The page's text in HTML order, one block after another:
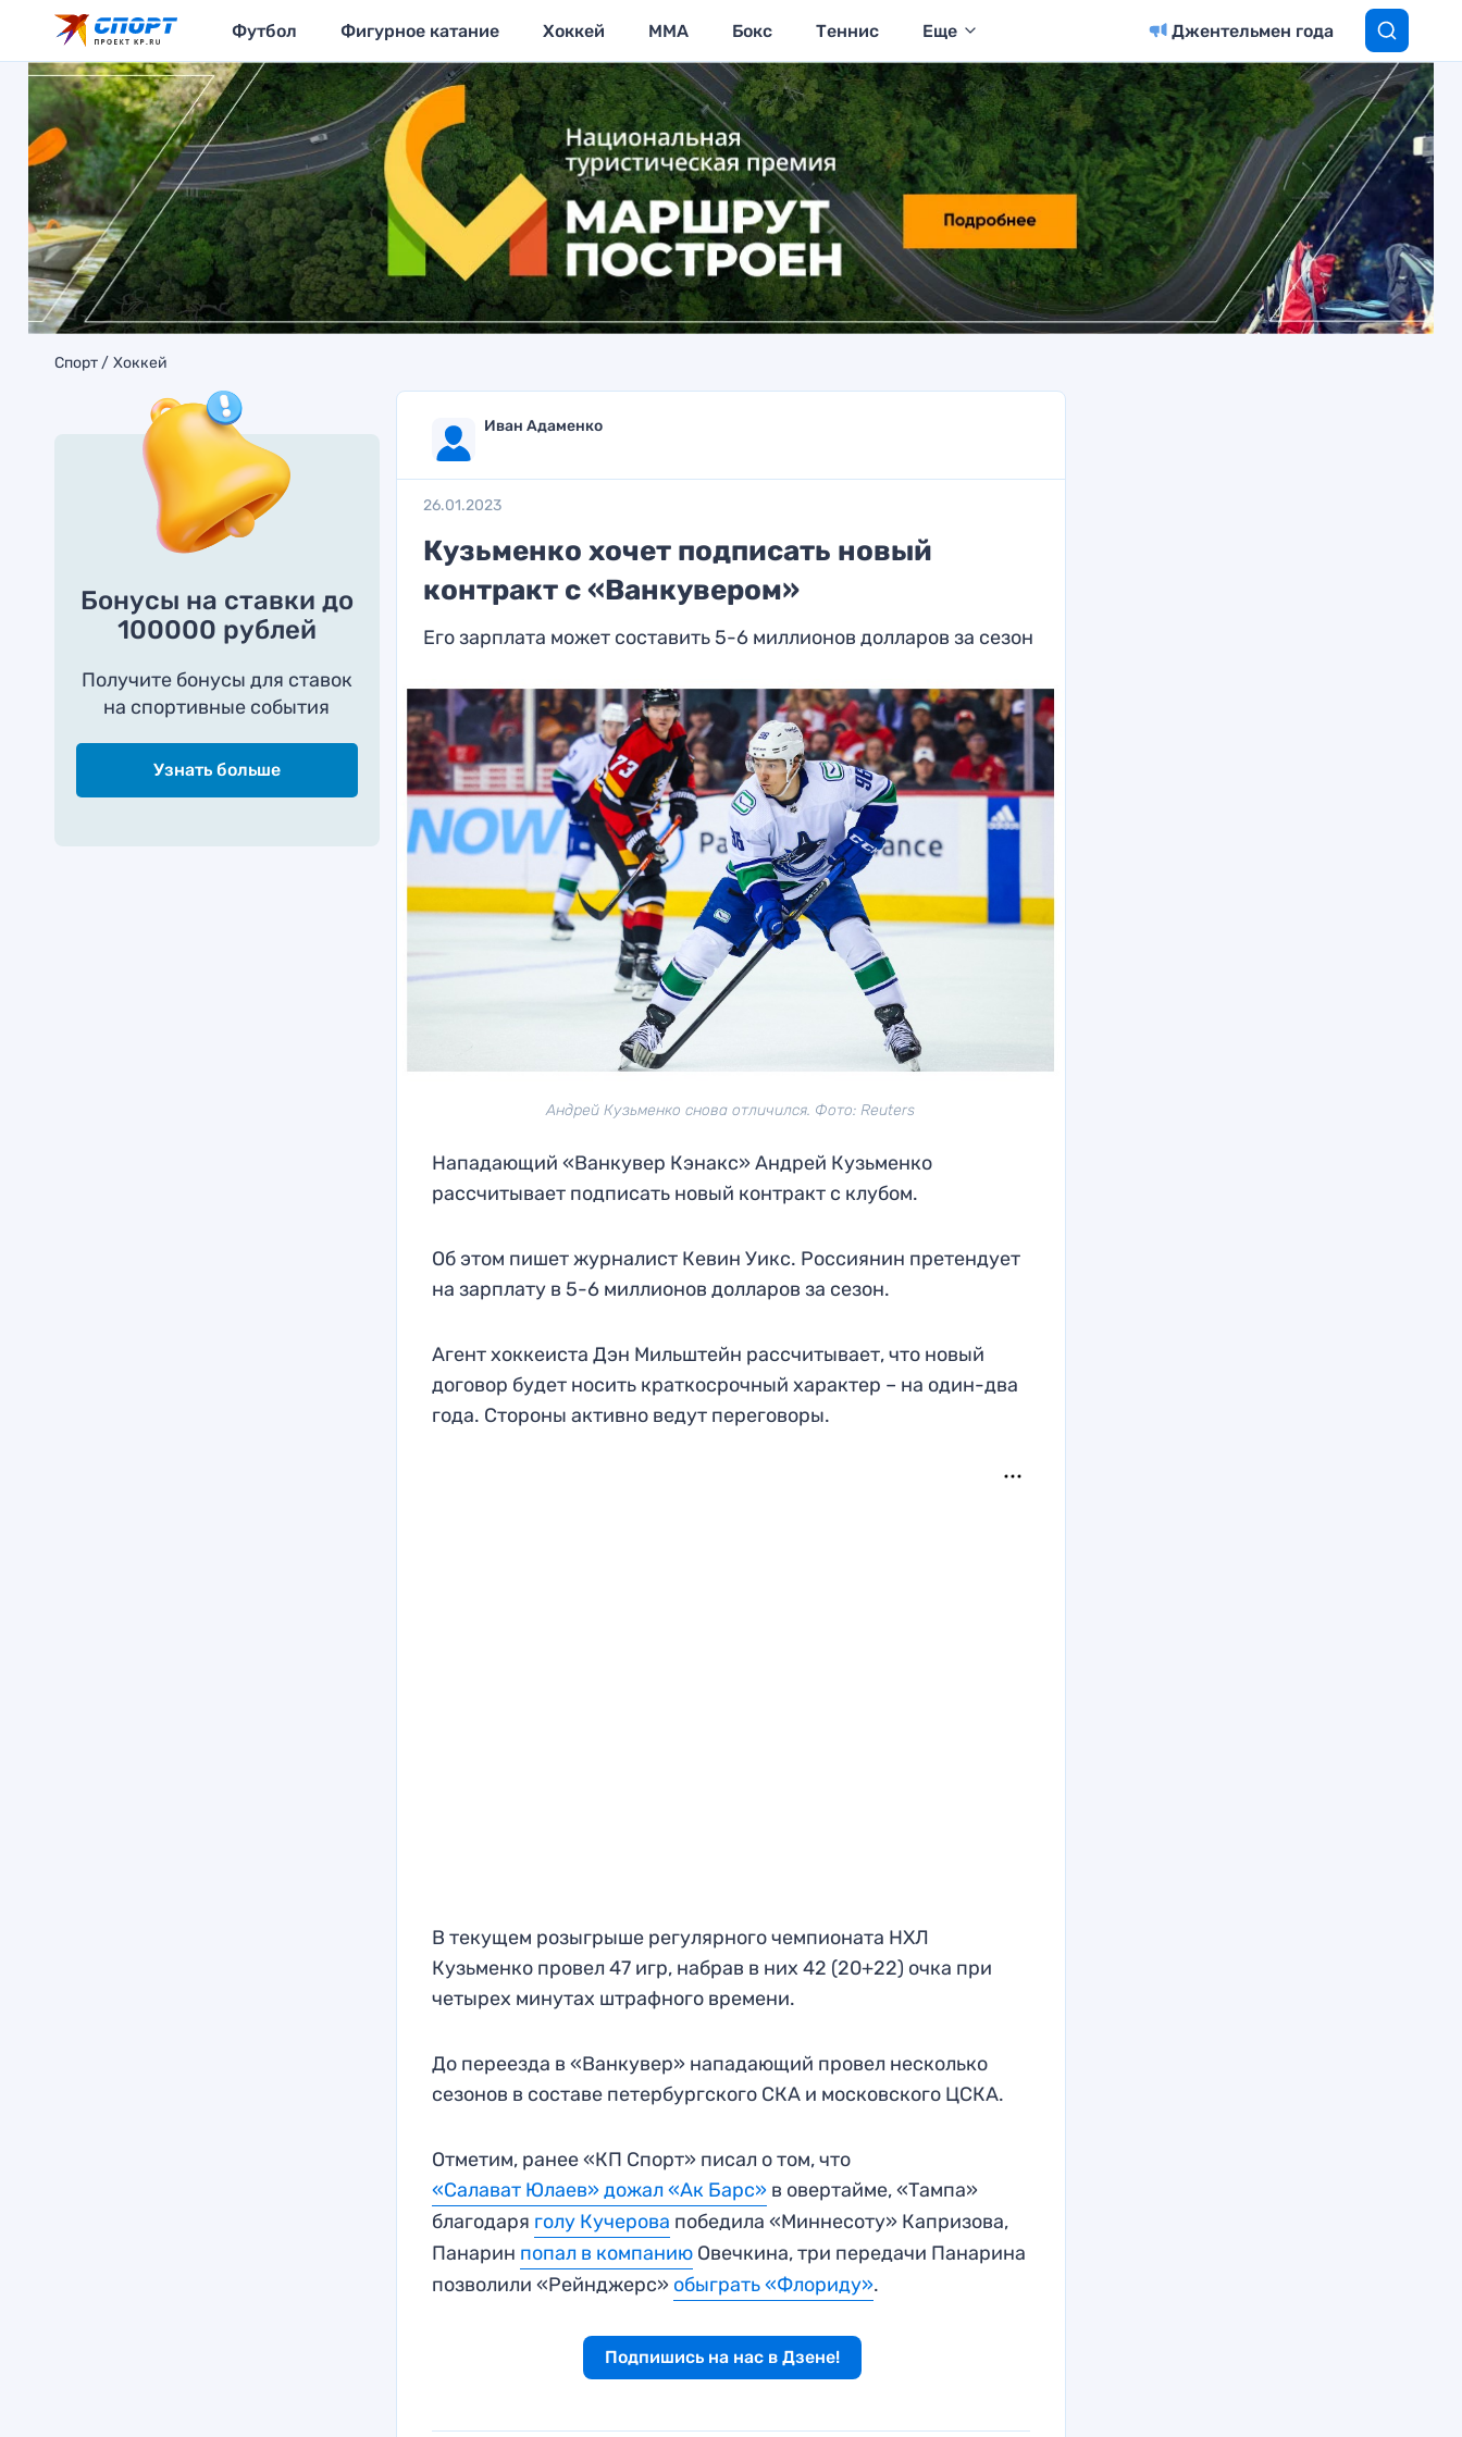
Футбол Фигурное катание Хоккей MMA Бокс Теннис Еще Джентельмен года
Спорт Хоккей
Бонусы на ставки до
100000 рублей
Получите бонусы для ставок
на спортивные события
Узнать больше
Иван Адаменко
26.01.2023
Кузьменко хочет подписать новый
контракт с «Ванкувером»
Его зарплата может составить 5-6 миллионов долларов за сезон
Андрей Кузьменко снова отличился. Фото: Reuters
Нападающий «Ванкувер Кэнакс» Андрей Кузьменко
рассчитывает подписать новый контракт с клубом.
Об этом пишет журналист Кевин Уикс. Россиянин претендует
на зарплату в 5-6 миллионов долларов за сезон.
Агент хоккеиста Дэн Мильштейн рассчитывает, что новый
договор будет носить краткосрочный характер – на один-два
года. Стороны активно ведут переговоры.
В текущем розыгрыше регулярного чемпионата НХЛ
Кузьменко провел 47 игр, набрав в них 42 (20+22) очка при
четырех минутах штрафного времени.
До переезда в «Ванкувер» нападающий провел несколько
сезонов в составе петербургского СКА и московского ЦСКА.
Отметим, ранее «КП Спорт» писал о том, что
«Салават Юлаев» дожал «Ак Барс» в овертайме, «Тампа»
благодаря голу Кучерова победила «Миннесоту» Капризова,
Панарин попал в компанию Овечкина, три передачи Панарина
позволили «Рейнджерс» обыграть «Флориду».
Подпишись на нас в Дзене!